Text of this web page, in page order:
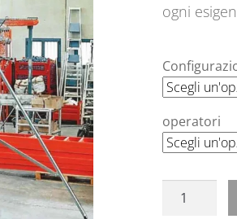
ogni
operatori
Ponteggio
Professionale